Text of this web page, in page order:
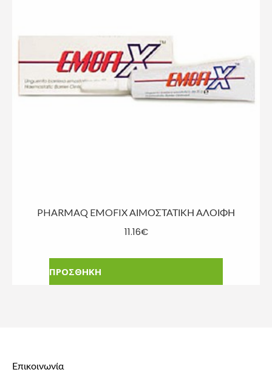
PHARMAQ EMOFIX ΑΙΜΟΣΤΑΤΙΚΗ ΑΛΟΙΦΗ
11.16€
ΠΡΟΣΘΗΚΗ
Επικοινωνία